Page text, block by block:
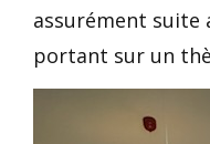
assurément suite
portant sur un